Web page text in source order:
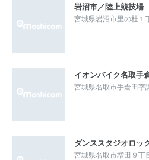
岩沼市／陸上競技場
宮城県岩沼市里の杜１
イオンバイク名取手
宮城県名取市手倉田字
ダンススタジオロッ
宮城県名取市増田９丁